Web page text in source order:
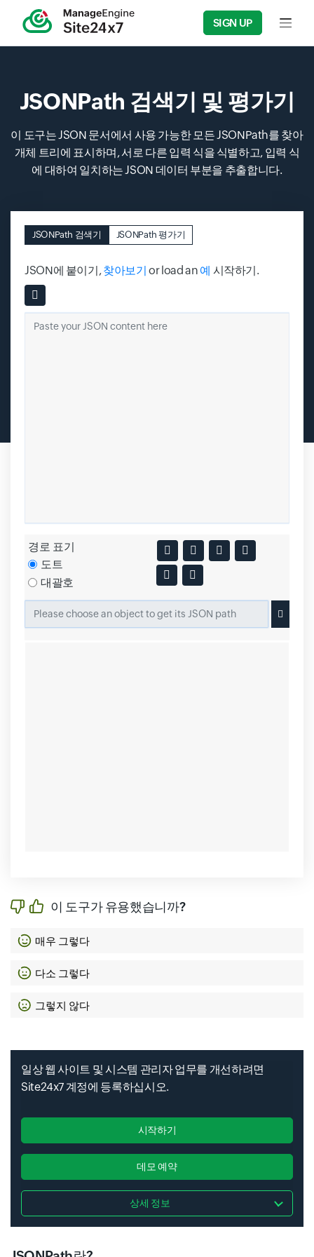
SIGN UP Input
JSONPath 검색기 및 평가기
이 도구는 JSON 문서에서 사용 가능한 모든 JSONPath를 찾아
개체 트리에 표시하며, 서로 다른 입력 식을 식별하고, 입력 식
에 대하여 일치하는 JSON 데이터 부분을 추출합니다.
Input field
JSONPath 검색기 Input field
JSONPath 평가기
Input field
Input field
Input field
Input field
JSON에 붙이기,찾아보기 or load an 예 시작하기.
경로 표기
도트
대괄호
Please choose an object to get its JSON path
Input field
이 도구가 유용했습니까?
매우 그렇다
다소 그렇다
그렇지 않다
일상 웹 사이트 및 시스템 관리자 업무를 개선하려면
Site24x7 계정에 등록하십시오.
시작하기
데모 예약
상세 정보